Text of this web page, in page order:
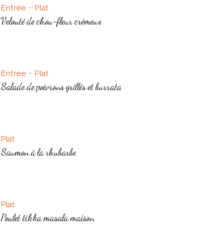
Entrée • Plat
Velouté de chou-fleur crémeux
Entrée • Plat
Salade de poivrons grillés et burrata
Plat
Saumon à la rhubarbe
Plat
Poulet tikka masala maison